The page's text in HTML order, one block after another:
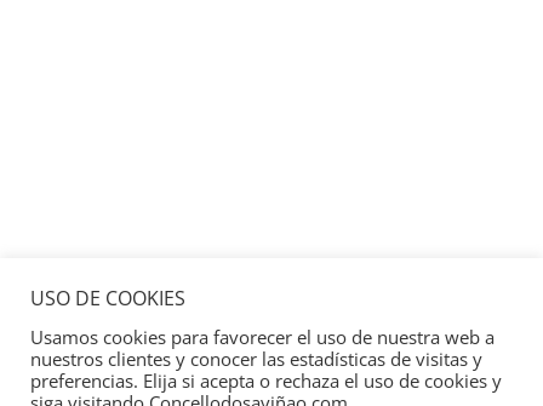
USO DE COOKIES
Usamos cookies para favorecer el uso de nuestra web a
nuestros clientes y conocer las estadísticas de visitas y
preferencias. Elija si acepta o rechaza el uso de cookies y